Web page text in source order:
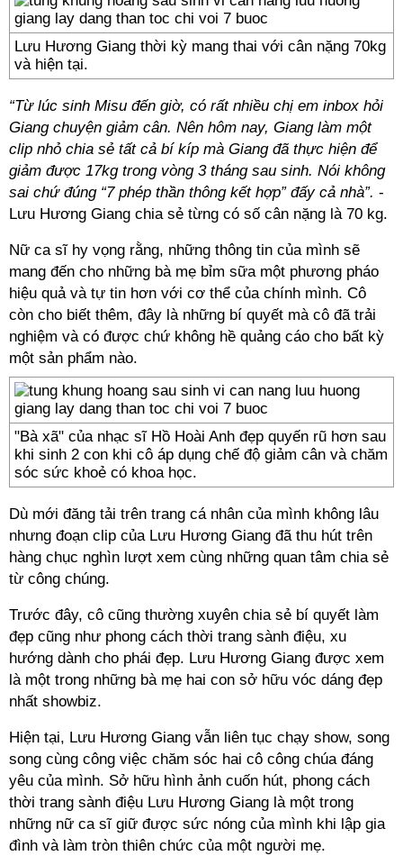
Lưu Hương Giang thời kỳ mang thai với cân nặng 70kg
và hiện tại.
“Từ lúc sinh Misu đến giờ, có rất nhiều chị em inbox hỏi
Giang chuyện giảm cân. Nên hôm nay, Giang làm một
clip nhỏ chia sẻ tất cả bí kíp mà Giang đã thực hiện để
giảm được 17kg trong vòng 3 tháng sau sinh. Nói không
sai chứ đúng “7 phép thần thông kết hợp” đấy cả nhà”. -
Lưu Hương Giang chia sẻ từng có số cân nặng là 70 kg.
Nữ ca sĩ hy vọng rằng, những thông tin của mình sẽ
mang đến cho những bà mẹ bỉm sữa một phương pháo
hiệu quả và tự tin hơn với cơ thể của chính mình. Cô
còn cho biết thêm, đây là những bí quyết mà cô đã trải
nghiệm và có được chứ không hề quảng cáo cho bất kỳ
một sản phẩm nào.
"Bà xã" của nhạc sĩ Hồ Hoài Anh đẹp quyến rũ hơn sau
khi sinh 2 con khi cô áp dụng chế độ giảm cân và chăm
sóc sức khoẻ có khoa học.
Dù mới đăng tải trên trang cá nhân của mình không lâu
nhưng đoạn clip của Lưu Hương Giang đã thu hút trên
hàng chục nghìn lượt xem cùng những quan tâm chia sẻ
từ công chúng.
Trước đây, cô cũng thường xuyên chia sẻ bí quyết làm
đẹp cũng như phong cách thời trang sành điệu, xu
hướng dành cho phái đẹp. Lưu Hương Giang được xem
là một trong những bà mẹ hai con sở hữu vóc dáng đẹp
nhất showbiz.
Hiện tại, Lưu Hương Giang vẫn liên tục chạy show, song
song cùng công việc chăm sóc hai cô công chúa đáng
yêu của mình. Sở hữu hình ảnh cuốn hút, phong cách
thời trang sành điệu Lưu Hương Giang là một trong
những nữ ca sĩ giữ được sức nóng của mình khi lập gia
đình và làm tròn thiên chức của một người mẹ.